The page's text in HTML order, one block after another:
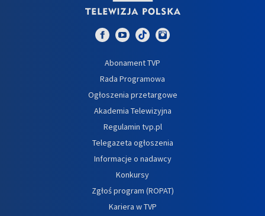
Abonament TVP
Rada Programowa
Ogłoszenia przetargowe
Akademia Telewizyjna
Regulamin tvp.pl
Telegazeta ogłoszenia
Informacje o nadawcy
Konkursy
Zgłoś program (ROPAT)
Kariera w TVP